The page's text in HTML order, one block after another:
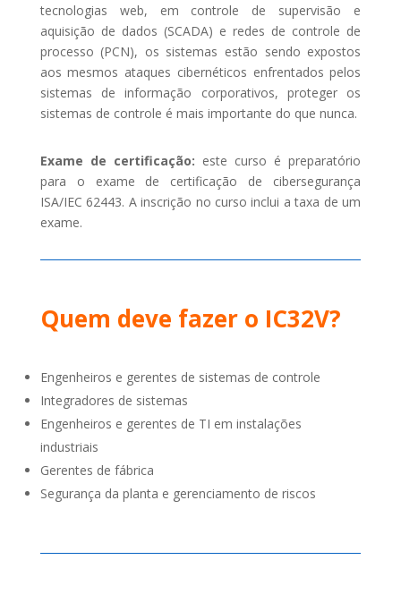
tecnologias web, em controle de supervisão e
aquisição de dados (SCADA) e redes de controle de
processo (PCN), os sistemas estão sendo expostos
aos mesmos ataques cibernéticos enfrentados pelos
sistemas de informação corporativos, proteger os
sistemas de controle é mais importante do que nunca.
Exame de certificação: este curso é preparatório
para o exame de certificação de cibersegurança
ISA/IEC 62443. A inscrição no curso inclui a taxa de um
exame.
Quem deve fazer o IC32V?
Engenheiros e gerentes de sistemas de controle
Integradores de sistemas
Engenheiros e gerentes de TI em instalações
industriais
Gerentes de fábrica
Segurança da planta e gerenciamento de riscos